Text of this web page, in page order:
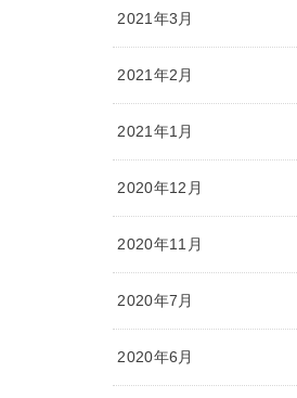
2021年3月
2021年2月
2021年1月
2020年12月
2020年11月
2020年7月
2020年6月